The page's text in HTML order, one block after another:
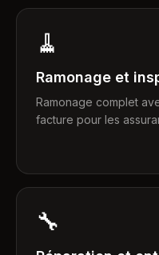
🧹
Ramonage et
Ramonage complet
facture pour les
🔧